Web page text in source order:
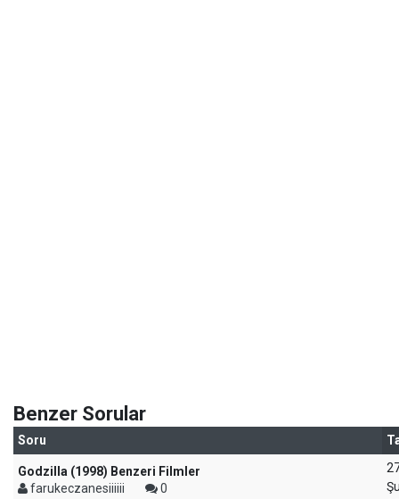
Benzer Sorular
Soru
Godzilla (1998) Benzeri Filmler
farukeczanesiiiiii
0